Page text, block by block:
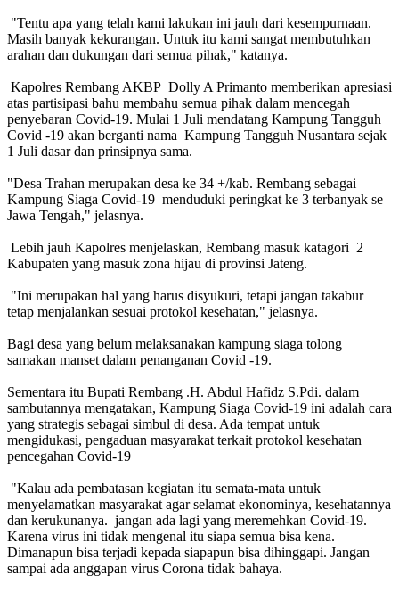
"Tentu apa yang telah kami lakukan ini jauh dari kesempurnaan.
Masih banyak kekurangan. Untuk itu kami sangat membutuhkan
arahan dan dukungan dari semua pihak," katanya.
Kapolres Rembang AKBP Dolly A Primanto memberikan apresiasi
atas partisipasi bahu membahu semua pihak dalam mencegah
penyebaran Covid-19. Mulai 1 Juli mendatang Kampung Tangguh
Covid -19 akan berganti nama Kampung Tangguh Nusantara sejak
1 Juli dasar dan prinsipnya sama.
"Desa Trahan merupakan desa ke 34 +/kab. Rembang sebagai
Kampung Siaga Covid-19 menduduki peringkat ke 3 terbanyak se
Jawa Tengah," jelasnya.
Lebih jauh Kapolres menjelaskan, Rembang masuk katagori 2
Kabupaten yang masuk zona hijau di provinsi Jateng.
"Ini merupakan hal yang harus disyukuri, tetapi jangan takabur
tetap menjalankan sesuai protokol kesehatan," jelasnya.
Bagi desa yang belum melaksanakan kampung siaga tolong
samakan manset dalam penanganan Covid -19.
Sementara itu Bupati Rembang .H. Abdul Hafidz S.Pdi. dalam
sambutannya mengatakan, Kampung Siaga Covid-19 ini adalah cara
yang strategis sebagai simbul di desa. Ada tempat untuk
mengidukasi, pengaduan masyarakat terkait protokol kesehatan
pencegahan Covid-19
"Kalau ada pembatasan kegiatan itu semata-mata untuk
menyelamatkan masyarakat agar selamat ekonominya, kesehatannya
dan kerukunanya. jangan ada lagi yang meremehkan Covid-19.
Karena virus ini tidak mengenal itu siapa semua bisa kena.
Dimanapun bisa terjadi kepada siapapun bisa dihinggapi. Jangan
sampai ada anggapan virus Corona tidak bahaya.